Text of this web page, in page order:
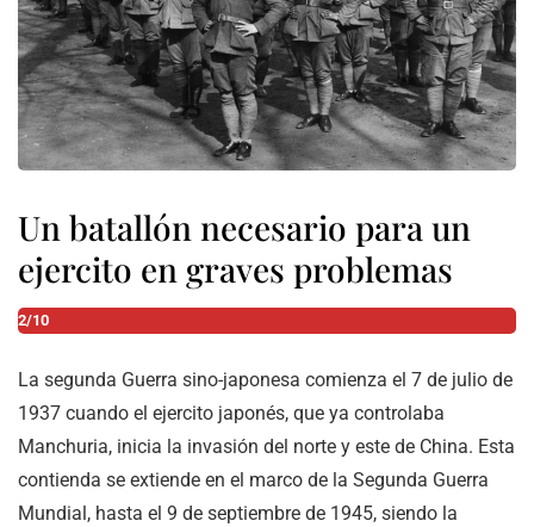
Un batallón necesario para un
ejercito en graves problemas
2/10
La segunda Guerra sino-japonesa comienza el 7 de julio de
1937 cuando el ejercito japonés, que ya controlaba
Manchuria, inicia la invasión del norte y este de China. Esta
contienda se extiende en el marco de la Segunda Guerra
Mundial, hasta el 9 de septiembre de 1945, siendo la